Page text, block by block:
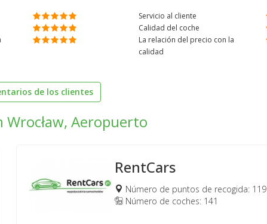
Servicio al cliente
Calidad del coche
La relación del precio con la
calidad
de los clientes
Aeropuerto
RentCars
Número de puntos de recogida: 119
Número de coches: 141